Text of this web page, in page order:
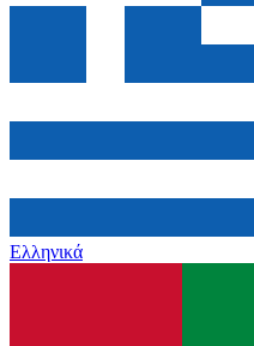
Ελληνικά